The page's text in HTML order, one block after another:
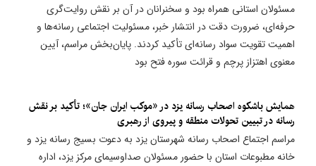
مسئولان استانی همراه بود و سخنرانان در آن بر نقش روایت‌گری
حرفه‌ای، ضرورت دقت در انتشار خبر، مسئولیت اجتماعی رسانه‌ها و
اهمیت تقویت سواد رسانه‌ای تأکید کردند. پایان‌بخش مراسم، آیین
معنوی اهتزاز پرچم و قرائت سوره فتح بود
همایش باشکوه اصحاب رسانه یزد در «موکب ایران جان»؛ تأکید بر نقش
رسانه در تبیین تحولات منطقه و پیروی از رهبری
مراسم اجتماع اصحاب رسانه شهرستان یزد به دعوت بسیج رسانه یزد و
خانه مطبوعات استان با حضور مسئولان صداوسیمای مرکز یزد، اداره